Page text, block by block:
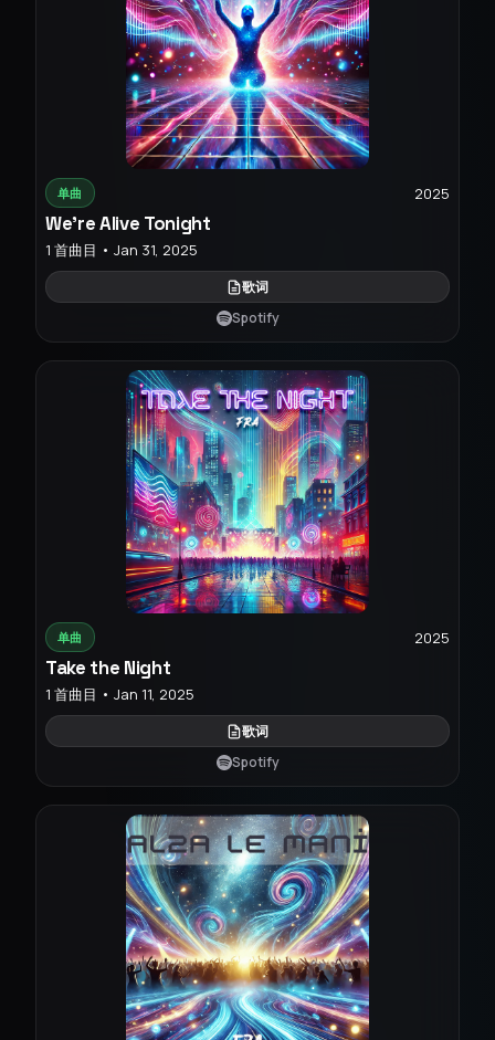
单曲 2025
We're Alive Tonight
1 首曲目 • Jan 31, 2025
歌词
Spotify
单曲 2025
Take the Night
1 首曲目 • Jan 11, 2025
歌词
Spotify